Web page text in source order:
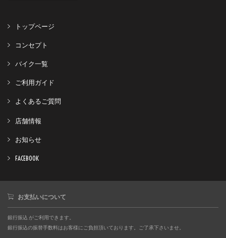
トップページ
コンセプト
バイク一覧
ご利用ガイド
よくあるご質問
店舗情報
お知らせ
FACEBOOK
お支払いについて
銀行振込 がご利用できます。
銀行振込の振替手数料はお客様にご負担頂いております。ご了承下さいませ。